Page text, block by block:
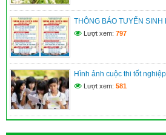
Quyết định phê duyệt danh
học 2025-2026
(10/04/2026)
THÔNG BÁO TUYỂN
Lượt xem: 797
Hình ảnh cuộc thi tốt
Lượt xem: 581